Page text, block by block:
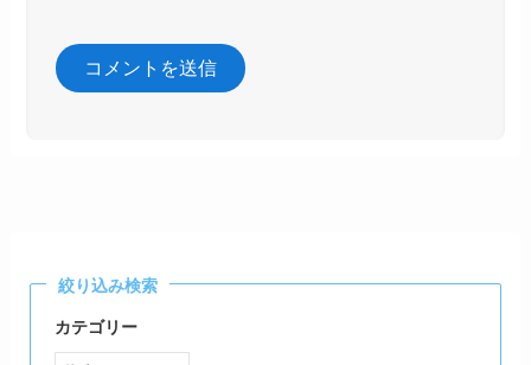
絞り込み検索
カテゴリー